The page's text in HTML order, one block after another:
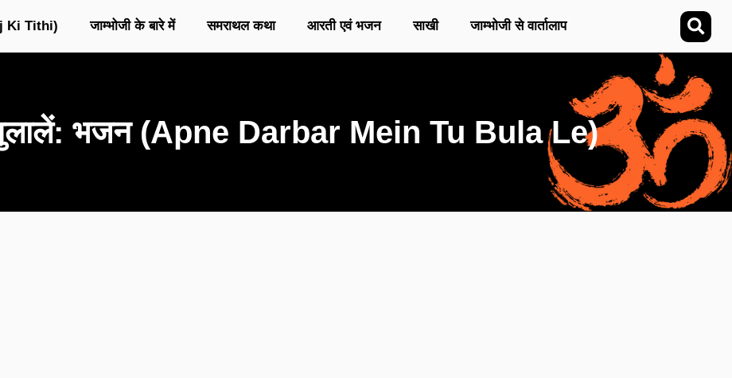
Ki Tithi) जाम्भोजी के बारे में समराथल कथा आरती एवं भजन साखी जाम्भोजी से वार्तालाप
भजन (Apne Darbar Mein Tu Bula Le)